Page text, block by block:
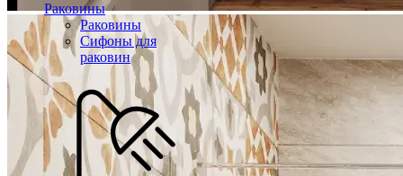
Раковины
Раковины
Сифоны для
раковин